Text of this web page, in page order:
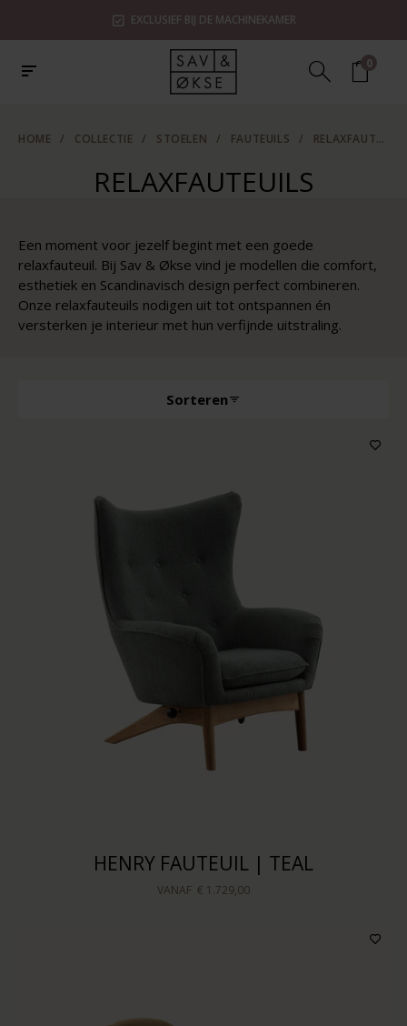
EXCLUSIEF BIJ DE MACHINEKAMER
0
HOME / COLLECTIE / STOELEN / FAUTEUILS / RELAXFAUTEUILS
RELAXFAUTEUILS
Een moment voor jezelf begint met een goede
relaxfauteuil. Bij Sav & Økse vind je modellen die comfort,
esthetiek en Scandinavisch design perfect combineren.
Onze relaxfauteuils nodigen uit tot ontspannen én
versterken je interieur met hun verfijnde uitstraling.
Sorteren
Kenmerken
Kleur bekleding
HENRY FAUTEUIL | TEAL
VANAF € 1.729,00